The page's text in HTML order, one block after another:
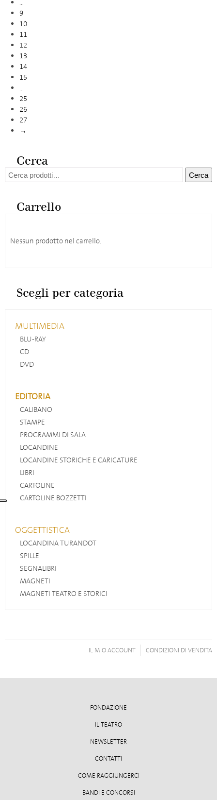
…
9
10
11
12
13
14
15
…
25
26
27
→
Cerca
Cerca: Cerca
Carrello
Nessun prodotto nel carrello.
Scegli per categoria
MULTIMEDIA
BLU-RAY
CD
DVD
EDITORIA
CALIBANO
STAMPE
PROGRAMMI DI SALA
LOCANDINE
LOCANDINE STORICHE E CARICATURE
LIBRI
CARTOLINE
CARTOLINE BOZZETTI
OGGETTISTICA
LOCANDINA TURANDOT
SPILLE
SEGNALIBRI
MAGNETI
MAGNETI TEATRO E STORICI
CONDIZIONI DI VENDITA
IL MIO ACCOUNT
FONDAZIONE
IL TEATRO
NEWSLETTER
CONTATTI
COME RAGGIUNGERCI
BANDI E CONCORSI